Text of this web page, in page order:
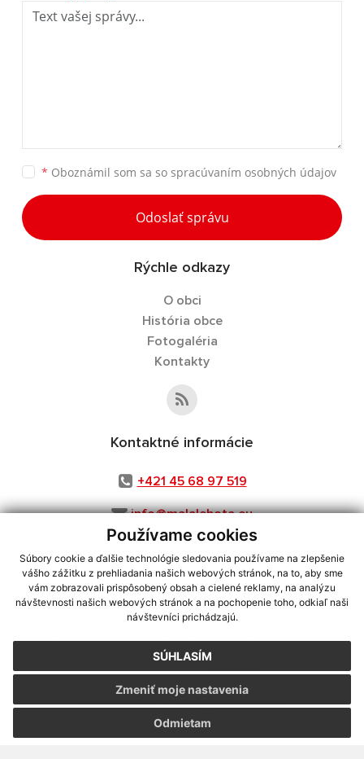
Používame cookies
Súbory cookie a ďalšie technológie sledovania používame na zlepšenie
vášho zážitku z prehliadania našich webových stránok, na to, aby sme
vám zobrazovali prispôsobený obsah a cielené reklamy, na analýzu
návštevnosti našich webových stránok a na pochopenie toho, odkiaľ naši
návštevníci prichádzajú.
SÚHLASÍM
Odmietam
Zmeniť moje nastavenia
* Oboznámil som sa so spracúvaním osobných údajov
Odoslať správu
Rýchle odkazy
O obci
História obce
Fotogaléria
Kontakty
Kontaktné informácie
+421 45 68 97 519
info@malalehota.eu
využite možnosť získavania aktuálnych informácií s využitím RSS
CMS systém (redakčný) systém ECHELON 2,Mapa stránok,web portál
webex.digital, s.r.o.,domény,registrácia domény
Posledná aktualizácia:05.08.2026
Vytlačiť stránku|Vyhlásenie o prístupnosti